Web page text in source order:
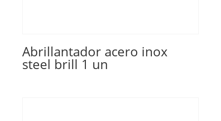
Abrillantador acero inox
steel brill 1 un